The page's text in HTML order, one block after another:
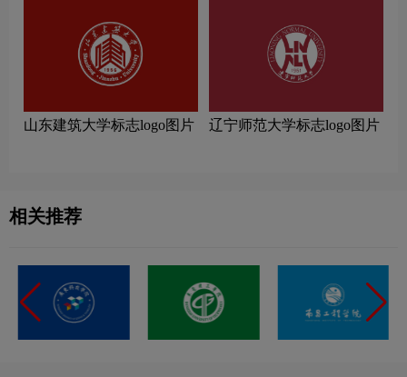
山东建筑大学标志logo图片 辽宁师范大学标志logo图片
相关推荐